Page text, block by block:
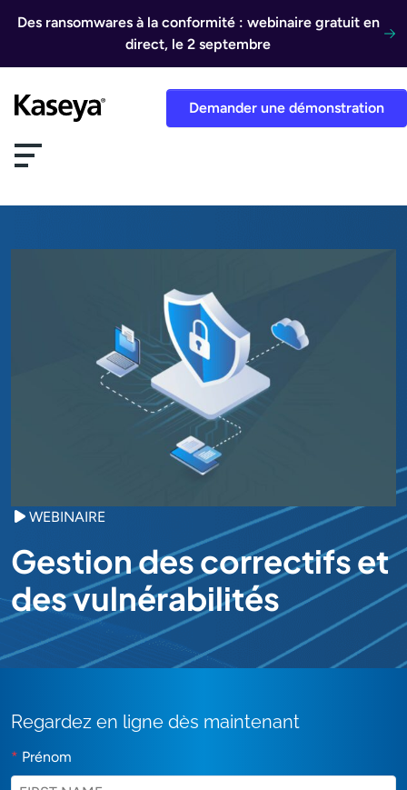
Des ransomwares à la conformité : webinaire gratuit en
direct, le 2 septembre
Demander une démonstration
WEBINAIRE
Gestion des correctifs et
des vulnérabilités
Regardez en ligne dès maintenant
* Prénom